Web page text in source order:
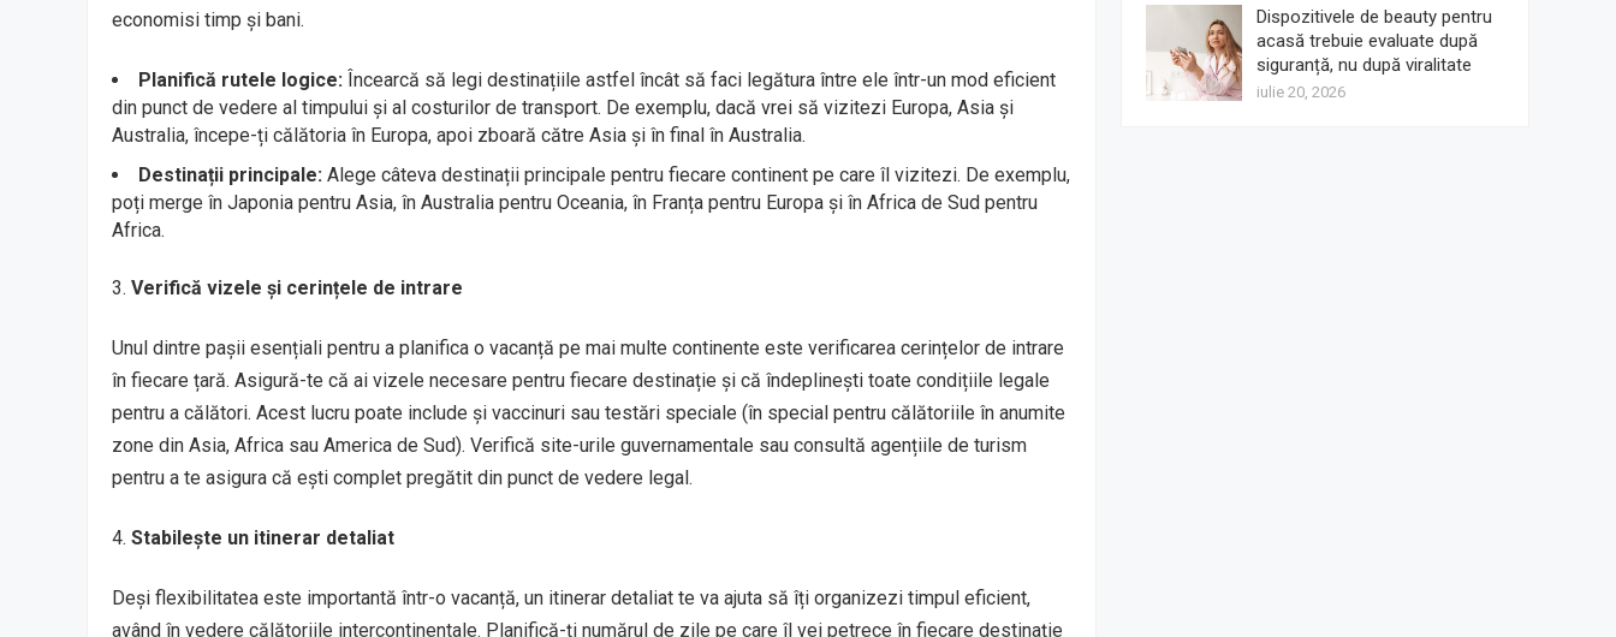
economisi timp și bani.
Planifică rutele logice: Încearcă să legi destinațiile astfel încât să faci legătura între ele într-un mod eficient
din punct de vedere al timpului și al costurilor de transport. De exemplu, dacă vrei să vizitezi Europa, Asia și
Australia, începe-ți călătoria în Europa, apoi zboară către Asia și în final în Australia.
Destinații principale: Alege câteva destinații principale pentru fiecare continent pe care îl vizitezi. De exemplu,
poți merge în Japonia pentru Asia, în Australia pentru Oceania, în Franța pentru Europa și în Africa de Sud pentru
Africa.
Verifică vizele și cerințele de intrare
Unul dintre pașii esențiali pentru a planifica o vacanță pe mai multe continente este verificarea cerințelor de intrare
în fiecare țară. Asigură-te că ai vizele necesare pentru fiecare destinație și că îndeplinești toate condițiile legale
pentru a călători. Acest lucru poate include și vaccinuri sau testări speciale (în special pentru călătoriile în anumite
zone din Asia, Africa sau America de Sud). Verifică site-urile guvernamentale sau consultă agențiile de turism
pentru a te asigura că ești complet pregătit din punct de vedere legal.
Stabilește un itinerar detaliat
Deși flexibilitatea este importantă într-o vacanță, un itinerar detaliat te va ajuta să îți organizezi timpul eficient,
având în vedere călătoriile intercontinentale. Planifică-ți numărul de zile pe care îl vei petrece în fiecare destinație
Dispozitivele de beauty pentru
acasă trebuie evaluate după
siguranță, nu după viralitate
iulie 20, 2026